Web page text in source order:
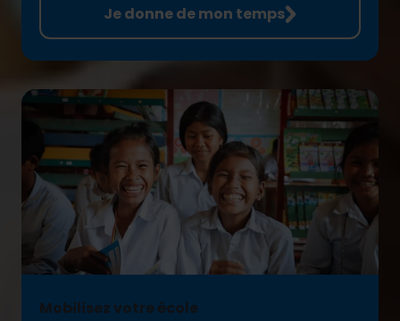
Je donne de mon temps
Mobilisez votre école